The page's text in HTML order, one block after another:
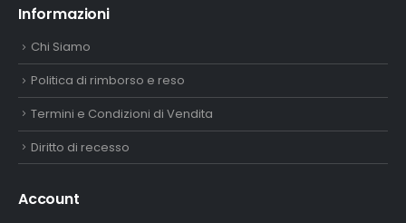
Informazioni
Chi Siamo
Politica di rimborso e reso
Termini e Condizioni di Vendita
Diritto di recesso
Account